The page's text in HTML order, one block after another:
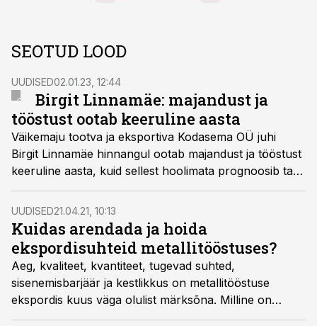
SEOTUD LOOD
UUDISED02.01.23, 12:44
Birgit Linnamäe: majandust ja
tööstust ootab keeruline aasta
Väikemaju tootva ja eksportiva Kodasema OÜ juhi
Birgit Linnamäe hinnangul ootab majandust ja tööstust
keeruline aasta, kuid sellest hoolimata prognoosib ta
ettevõttele uueks aastaks kasvu.
UUDISED21.04.21, 10:13
Kuidas arendada ja hoida
ekspordisuhteid metallitööstuses?
Aeg, kvaliteet, kvantiteet, tugevad suhted,
sisenemisbarjäär ja kestlikkus on metallitööstuse
ekspordis kuus väga olulist märksõna. Milline on
muutunud ekspordi­suhtluse võlu ja valu pandeemia­